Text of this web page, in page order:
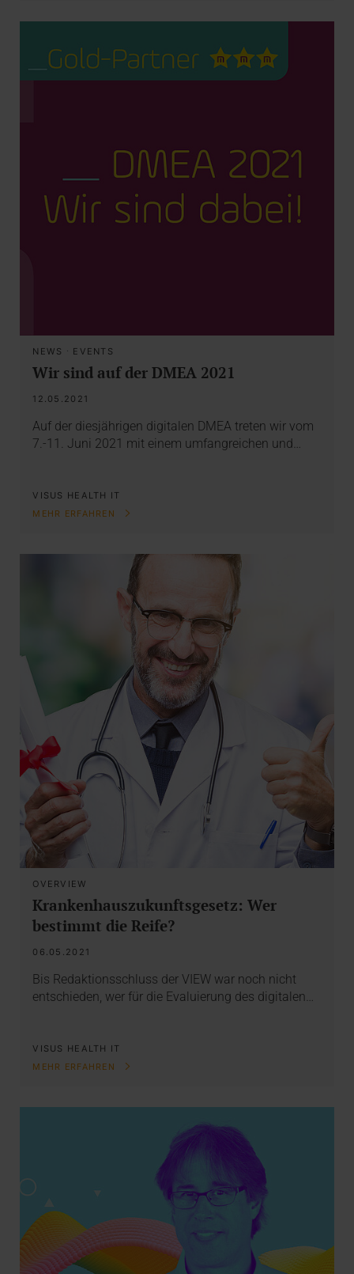
NEWS · EVENTS
Wir sind auf der DMEA 2021
12.05.2021
Auf der diesjährigen digitalen DMEA treten wir vom
7.-11. Juni 2021 mit einem umfangreichen und…
VISUS HEALTH IT
MEHR ERFAHREN
OVERVIEW
Krankenhauszukunftsgesetz: Wer
bestimmt die Reife?
06.05.2021
Bis Redaktionsschluss der VIEW war noch nicht
entschieden, wer für die Evaluierung des digitalen…
VISUS HEALTH IT
MEHR ERFAHREN